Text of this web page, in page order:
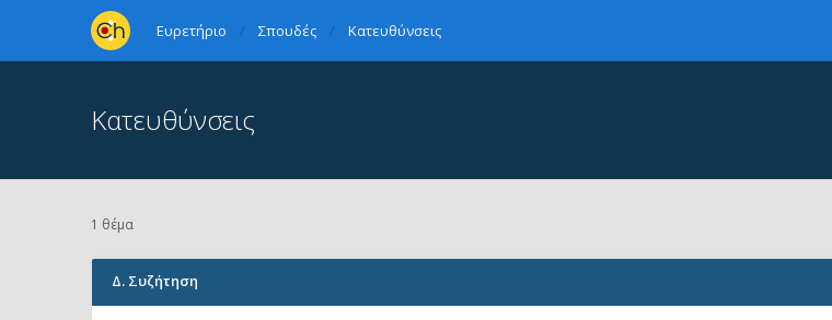
Ευρετήριο Σπουδές Κατευθύνσεις
Κατευθύνσεις
1 θέμα
Δ. Συζήτηση